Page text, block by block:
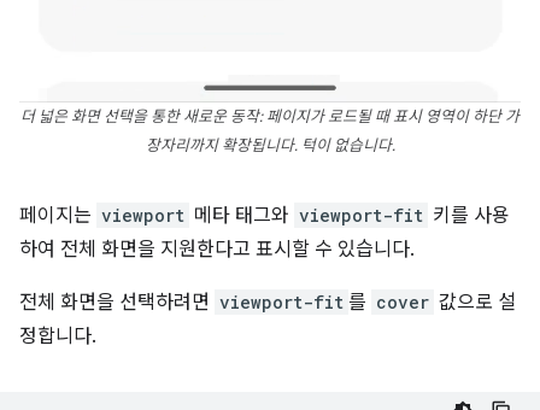
더 넓은 화면 선택을 통한 새로운 동작: 페이지가 로드될 때 표시 영역이 하단 가
장자리까지 확장됩니다. 턱이 없습니다.
페이지는 viewport 메타 태그와 viewport-fit 키를 사용
하여 전체 화면을 지원한다고 표시할 수 있습니다.
전체 화면을 선택하려면 viewport-fit 를 cover 값으로 설
정합니다.